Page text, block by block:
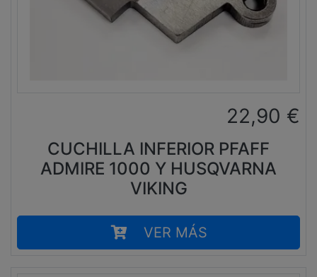
22,90 €
CUCHILLA INFERIOR PFAFF
ADMIRE 1000 Y HUSQVARNA
VIKING
VER MÁS